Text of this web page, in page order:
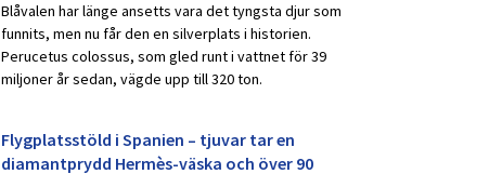
Blåvalen har länge ansetts vara det tyngsta djur som
funnits, men nu får den en silverplats i historien.
Perucetus colossus, som gled runt i vattnet för 39
miljoner år sedan, vägde upp till 320 ton.
Flygplatsstöld i Spanien – tjuvar tar en
diamantprydd Hermès-väska och över 90